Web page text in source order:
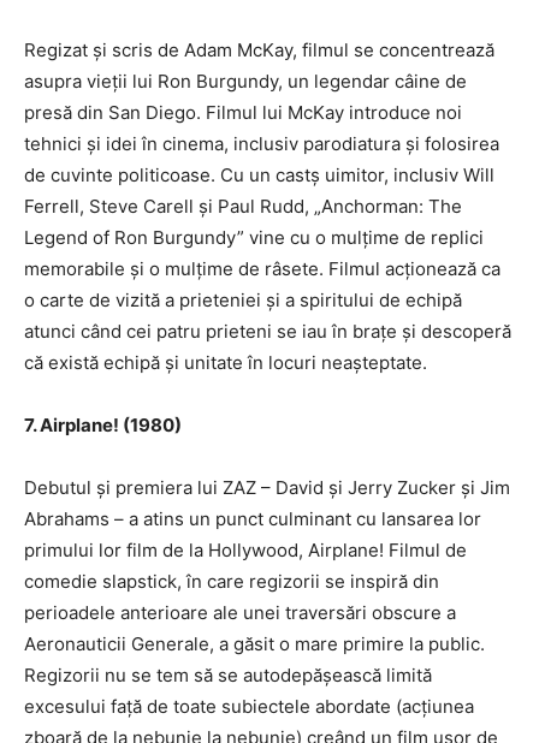
Regizat și scris de Adam McKay, filmul se concentrează
asupra vieții lui Ron Burgundy, un legendar câine de
presă din San Diego. Filmul lui McKay introduce noi
tehnici și idei în cinema, inclusiv parodiatura și folosirea
de cuvinte politicoase. Cu un castș uimitor, inclusiv Will
Ferrell, Steve Carell și Paul Rudd, „Anchorman: The
Legend of Ron Burgundy” vine cu o mulțime de replici
memorabile și o mulțime de râsete. Filmul acționează ca
o carte de vizită a prieteniei și a spiritului de echipă
atunci când cei patru prieteni se iau în brațe și descoperă
că există echipă și unitate în locuri neașteptate.
7. Airplane! (1980)
Debutul și premiera lui ZAZ – David și Jerry Zucker și Jim
Abrahams – a atins un punct culminant cu lansarea lor
primului lor film de la Hollywood, Airplane! Filmul de
comedie slapstick, în care regizorii se inspiră din
perioadele anterioare ale unei traversări obscure a
Aeronauticii Generale, a găsit o mare primire la public.
Regizorii nu se tem să se autodepășească limită
excesului față de toate subiectele abordate (acțiunea
zboară de la nebunie la nebunie) creând un film ușor de